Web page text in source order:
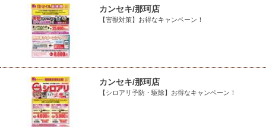
カンセキ/那珂店
【害獣対策】お得なキャンペーン！
カンセキ/那珂店
【シロアリ予防・駆除】お得なキャンペーン！